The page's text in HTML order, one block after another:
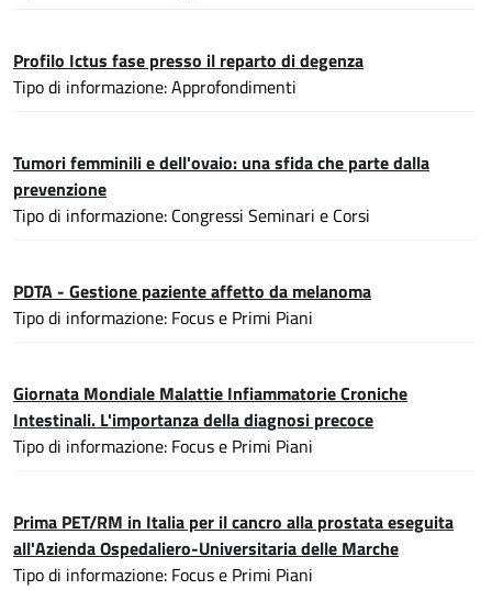
Profilo Ictus fase presso il reparto di degenza
Tipo di informazione: Approfondimenti
Tumori femminili e dell'ovaio: una sfida che parte dalla
prevenzione
Tipo di informazione: Congressi Seminari e Corsi
PDTA - Gestione paziente affetto da melanoma
Tipo di informazione: Focus e Primi Piani
Giornata Mondiale Malattie Infiammatorie Croniche
Intestinali. L'importanza della diagnosi precoce
Tipo di informazione: Focus e Primi Piani
Prima PET/RM in Italia per il cancro alla prostata eseguita
all'Azienda Ospedaliero-Universitaria delle Marche
Tipo di informazione: Focus e Primi Piani